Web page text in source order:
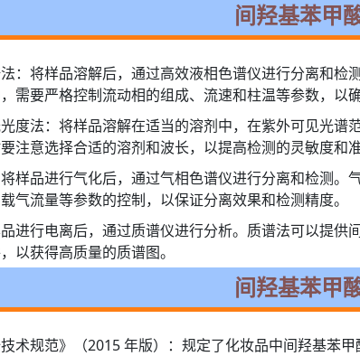
间羟基苯甲
：将样品溶解后，通过高效液相色谱仪进行分离和
需要严格控制流动相的组成、流速和柱温等参数，以
度法：将样品溶解在适当的溶剂中，在紫外可见光
注意选择合适的溶剂和波长，以提高检测的灵敏度和准
样品进行气化后，通过气相色谱仪进行分离和检测
气流量等参数的控制，以保证分离效果和检测精度。
进行电离后，通过质谱仪进行分析。质谱法可以提
以获得高质量的质谱图。
间羟基苯甲
技术规范》（2015 年版）：规定了化妆品中间羟基苯甲